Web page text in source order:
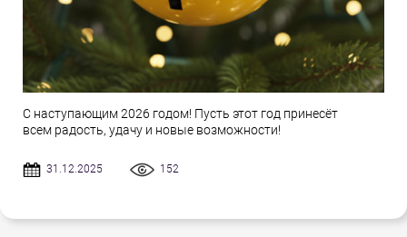
С наступающим 2026 годом! Пусть этот год принесёт
всем радость, удачу и новые возможности!
31.12.2025 152